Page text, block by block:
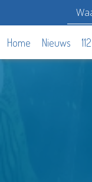
Home Nieuws 112